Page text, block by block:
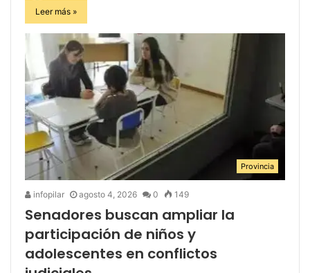
Leer más »
Provincia
infopilar agosto 4, 2026 0 149
Senadores buscan ampliar la
participación de niños y
adolescentes en conflictos